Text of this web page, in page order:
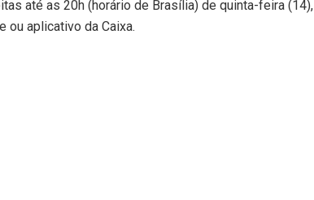
até as 20h (horário de Brasília) de quinta-feira (14),
ou aplicativo da Caixa.